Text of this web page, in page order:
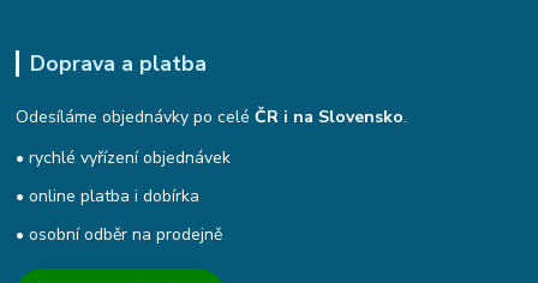
Doprava a platba
Odesíláme objednávky po celéČR i na Slovensko.
• rychlé vyřízení objednávek
• online platba i dobírka
• osobní odběr na prodejně